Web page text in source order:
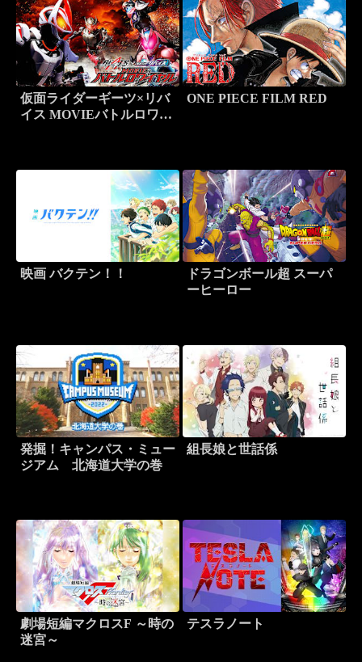
仮面ライダーギーツ×リバ
イス MOVIEバトルロワイ
ONE PIECE FILM RED
映画 バクテン！！
ドラゴンボール超 スーパ
ーヒーロー
発掘！キャンパス・ミュー
ジアム 北海道大学の巻
組長娘と世話係
劇場短編マクロスF ～時の
迷宮～
テスラノート